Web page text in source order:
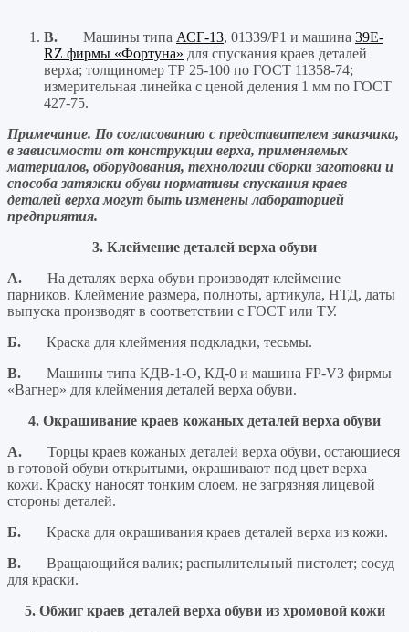
B. Машины типа АСГ-13, 01339/Р1 и машина 39E-
RZ фирмы «Фортуна» для спускания краев деталей
верха; толщиномер ТР 25-100 по ГОСТ 11358-74;
измерительная линейка с ценой деления 1 мм по ГОСТ
427-75.
Примечание. По согласованию с представителем заказчика,
в зависимости от конструкции верха, применяемых
материалов, оборудования, технологии сборки заготовки и
способа затяжки обуви нормативы спускания краев
деталей верха могут быть изменены лабораторией
предприятия.
3. Клеймение деталей верха обуви
А. На деталях верха обуви производят клеймение
парников. Клеймение размера, полноты, артикула, НТД, даты
выпуска производят в соответствии с ГОСТ или ТУ.
Б. Краска для клеймения подкладки, тесьмы.
В. Машины типа КДВ-1-О, КД-0 и машина FP-V3 фирмы
«Вагнер» для клеймения деталей верха обуви.
4. Окрашивание краев кожаных деталей верха обуви
А. Торцы краев кожаных деталей верха обуви, остающиеся
в готовой обуви открытыми, окрашивают под цвет верха
кожи. Краску наносят тонким слоем, не загрязняя лицевой
стороны деталей.
Б. Краска для окрашивания краев деталей верха из кожи.
В. Вращающийся валик; распылительный пистолет; сосуд
для краски.
5. Обжиг краев деталей верха обуви из хромовой кожи